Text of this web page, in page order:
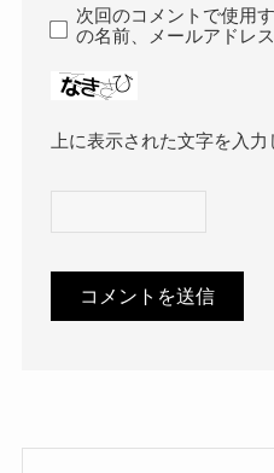
次回のコメントで使用
の名前、メールアドレ
上に表示された文字を入力